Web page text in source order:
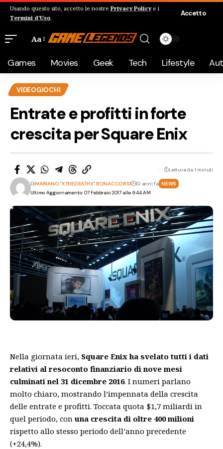
Usando questo sito, accetto le nostre Privacy Policye i
Termini d'Uso.
Accetto
Aa
Games Movies Geek Tech Lifestyle
VIDEOGIOCHI
Entrate e profitti in forte
crescita per Square Enix
Ultimo Aggiornamento: 07 Febbraio 2017 alle 9:44 AM
DiMARIANO "XTHEDEATHX" BONACCORSI 10 anni fa NEWS
Lettura da 1 minuti
Nella giornata ieri, Square Enix ha svelato tutti i dati
relativi al resoconto finanziario di nove mesi
culminati nel 31 dicembre 2016. I numeri parlano
molto chiaro, mostrando l’impennata della crescita
delle entrate e profitti. Toccata quota $1,7 miliardi in
quel periodo, con una crescita di oltre 400 milioni
rispetto allo stesso periodo dell’anno precedente
(+24,4%).